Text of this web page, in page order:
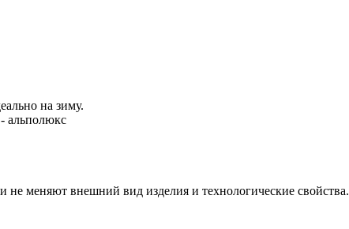
на зиму.
альполюкс
не меняют внешний вид изделия и технологические свойства.